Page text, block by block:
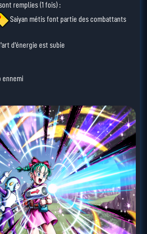
remplies (1 fois) :
Saiyan métisfont partie des combattants
d'énergie est subie
ennemi